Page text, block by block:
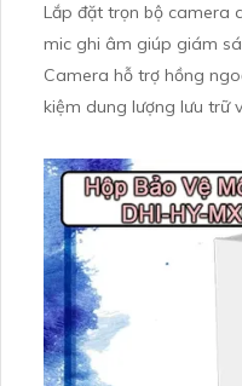
Lắp đặt trọn bộ camera
mic ghi âm giúp giám
Camera hỗ trợ hồng
kiệm dung lượng lưu trữ
động bền bỉ trong mọi